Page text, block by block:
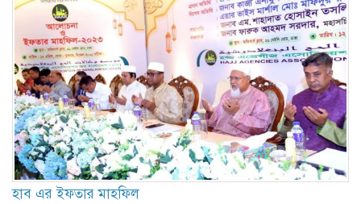
হাব এর ইফতার মাহফিল